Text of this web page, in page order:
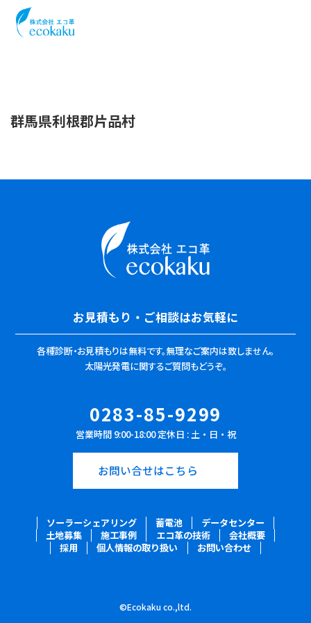
群馬県利根郡片品村
お見積もり・ご相談はお気軽に
各種診断・お見積もりは無料です。無理なご案内は致しません。
太陽光発電に関するご質問もどうぞ。
0283-85-9299
営業時間 9:00-18:00 定休日 : 土・日・祝
お問い合せはこちら
ソーラーシェアリング 蓄電池
データセンター
土地募集
施工事例 エコ革の技術
会社概要
採用
個人情報の取り扱い お問い合わせ
©Ecokaku co.,ltd.